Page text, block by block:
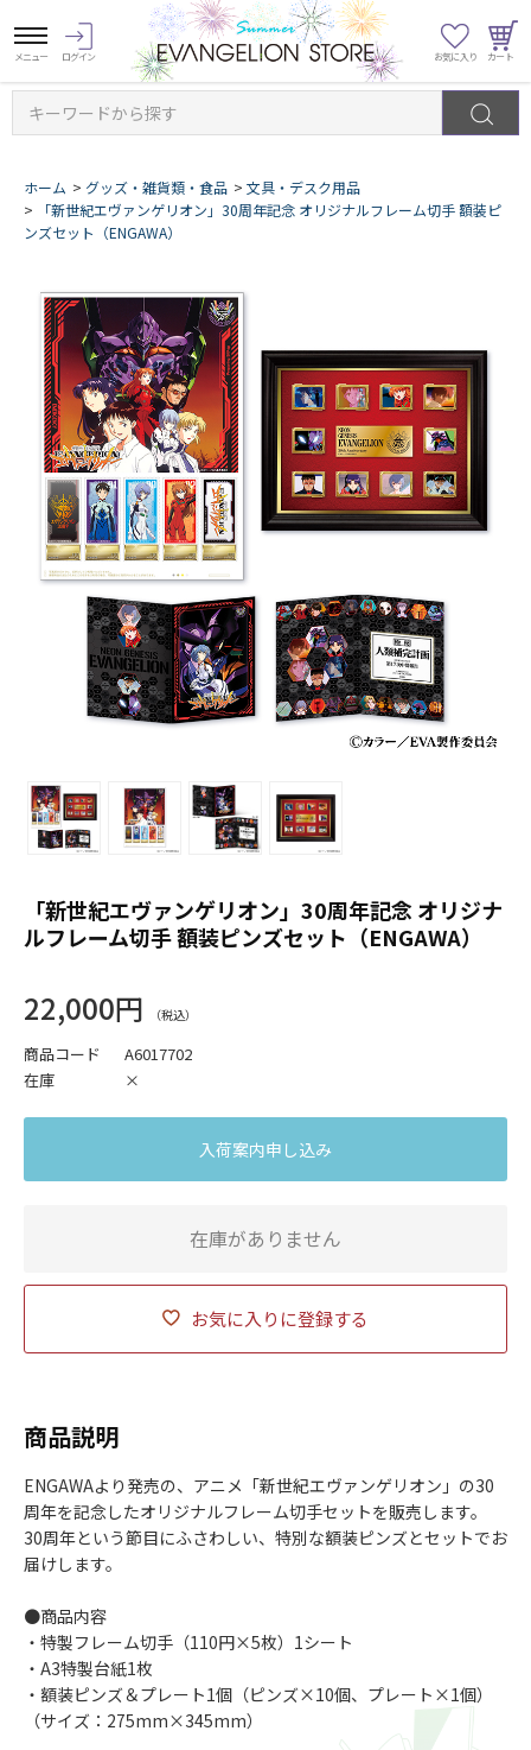
キーワードから探す
ホーム > グッズ・雑貨類・食品 > 文具・デスク用品
>
「新世紀エヴァンゲリオン」30周年記念 オリジナルフレーム切手 額装ピ
ンズセット（ENGAWA）
「新世紀エヴァンゲリオン」30周年記念 オリジナ
ルフレーム切手 額装ピンズセット（ENGAWA）
22,000円
商品コード
A6017702
在庫
×
お気に入りに登録する
入荷案内申し込み
在庫がありません
商品説明
ENGAWAより発売の、アニメ「新世紀エヴァンゲリオン」の30
周年を記念したオリジナルフレーム切手セットを販売します。
30周年という節目にふさわしい、特別な額装ピンズとセットでお
届けします。
●商品内容
・特製フレーム切手（110円×5枚）1シート
・A3特製台紙1枚
・額装ピンズ＆プレート1個（ピンズ×10個、プレート×1個）
（サイズ：275mm×345mm）